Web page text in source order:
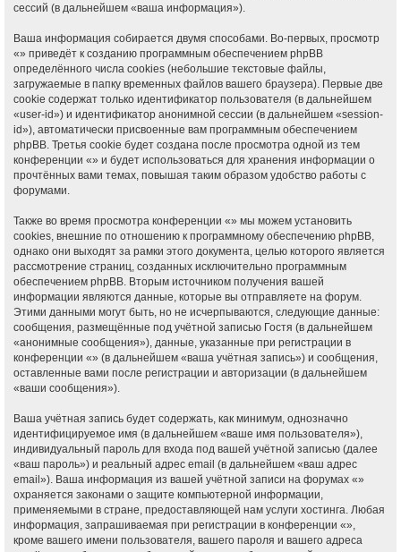
сессий (в дальнейшем «ваша информация»).
Ваша информация собирается двумя способами. Во-первых, просмотр
«» приведёт к созданию программным обеспечением phpBB
определённого числа cookies (небольшие текстовые файлы,
загружаемые в папку временных файлов вашего браузера). Первые две
cookie содержат только идентификатор пользователя (в дальнейшем
«user-id») и идентификатор анонимной сессии (в дальнейшем «session-
id»), автоматически присвоенные вам программным обеспечением
phpBB. Третья cookie будет создана после просмотра одной из тем
конференции «» и будет использоваться для хранения информации о
прочтённых вами темах, повышая таким образом удобство работы с
форумами.
Также во время просмотра конференции «» мы можем установить
cookies, внешние по отношению к программному обеспечению phpBB,
однако они выходят за рамки этого документа, целью которого является
рассмотрение страниц, созданных исключительно программным
обеспечением phpBB. Вторым источником получения вашей
информации являются данные, которые вы отправляете на форум.
Этими данными могут быть, но не исчерпываются, следующие данные:
сообщения, размещённые под учётной записью Гостя (в дальнейшем
«анонимные сообщения»), данные, указанные при регистрации в
конференции «» (в дальнейшем «ваша учётная запись») и сообщения,
оставленные вами после регистрации и авторизации (в дальнейшем
«ваши сообщения»).
Ваша учётная запись будет содержать, как минимум, однозначно
идентифицируемое имя (в дальнейшем «ваше имя пользователя»),
индивидуальный пароль для входа под вашей учётной записью (далее
«ваш пароль») и реальный адрес email (в дальнейшем «ваш адрес
email»). Ваша информация из вашей учётной записи на форумах «»
охраняется законами о защите компьютерной информации,
применяемыми в стране, предоставляющей нам услуги хостинга. Любая
информация, запрашиваемая при регистрации в конференции «»,
кроме вашего имени пользователя, вашего пароля и вашего адреса